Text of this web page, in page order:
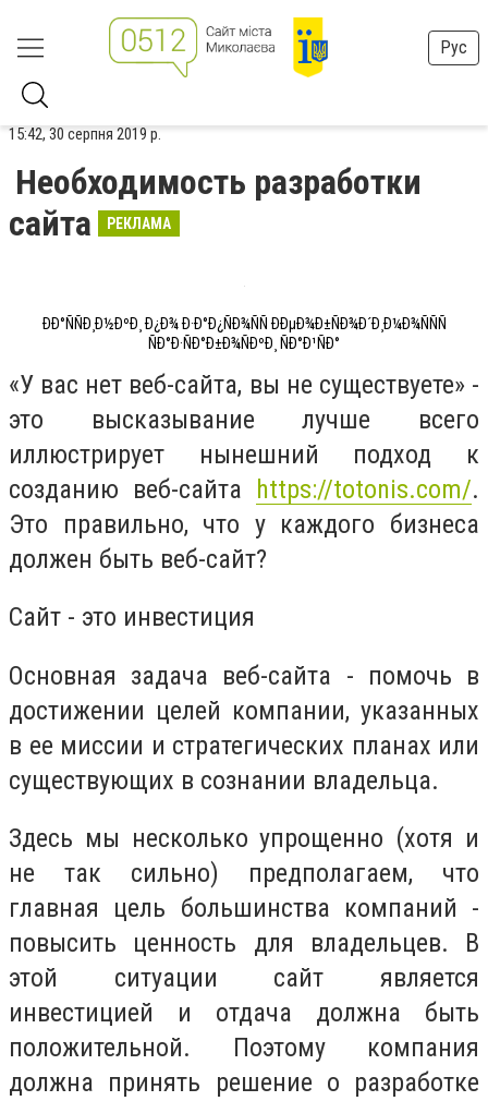
Рус
15:42, 30 серпня 2019 р.
Необходимость разработки
сайта
РЕКЛАМА
ÐÐ°ÑÑÐ¸Ð½ÐºÐ¸ Ð¿Ð¾ Ð·Ð°Ð¿ÑÐ¾ÑÑ ÐÐµÐ¾Ð±ÑÐ¾Ð´Ð¸Ð¼Ð¾ÑÑÑ
ÑÐ°Ð·ÑÐ°Ð±Ð¾ÑÐºÐ¸ ÑÐ°Ð¹ÑÐ°
«У вас нет веб-сайта, вы не существуете» -
это высказывание лучше всего
иллюстрирует нынешний подход к
созданию веб-сайта https://totonis.com/.
Это правильно, что у каждого бизнеса
должен быть веб-сайт?
Сайт - это инвестиция
Основная задача веб-сайта - помочь в
достижении целей компании, указанных
в ее миссии и стратегических планах или
существующих в сознании владельца.
Здесь мы несколько упрощенно (хотя и
не так сильно) предполагаем, что
главная цель большинства компаний -
повысить ценность для владельцев. В
этой ситуации сайт является
инвестицией и отдача должна быть
положительной. Поэтому компания
должна принять решение о разработке